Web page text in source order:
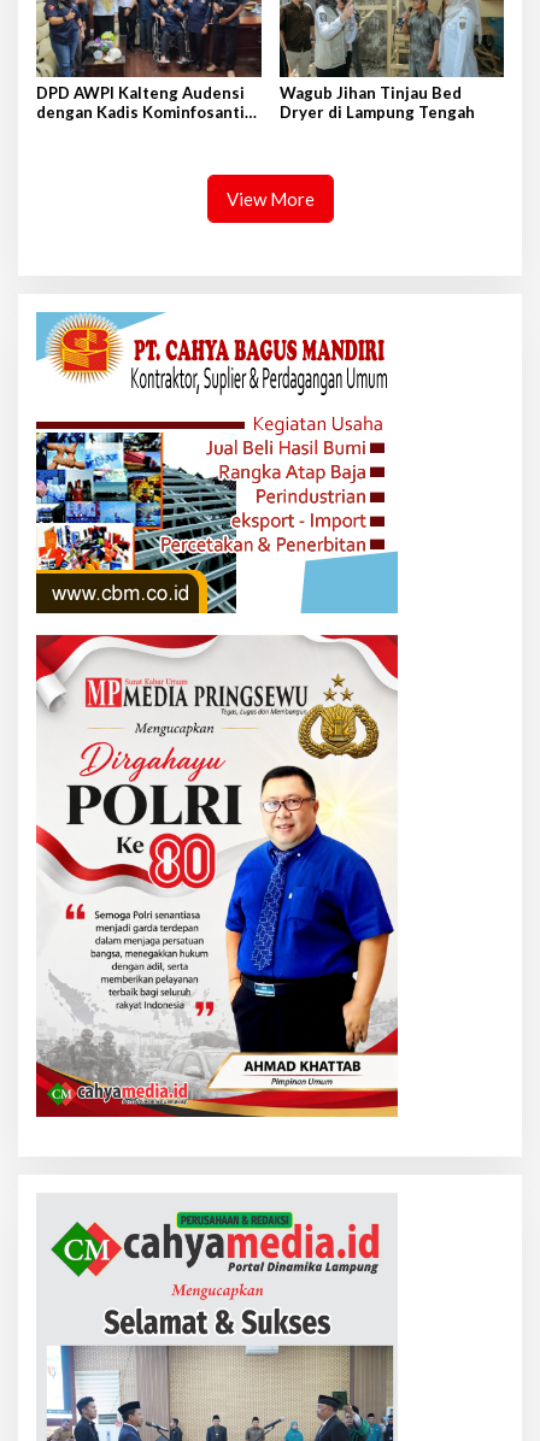
DPD AWPI Kalteng Audensi
dengan Kadis Kominfosantik
Wagub Jihan Tinjau Bed
Dryer di Lampung Tengah
View More